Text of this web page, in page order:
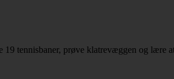
tennisbaner, prøve klatrevæggen og lære